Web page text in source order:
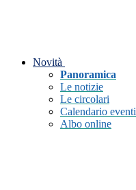
Novità
Panoramica
Le notizie
Le circolari
Calendario eventi
Albo online